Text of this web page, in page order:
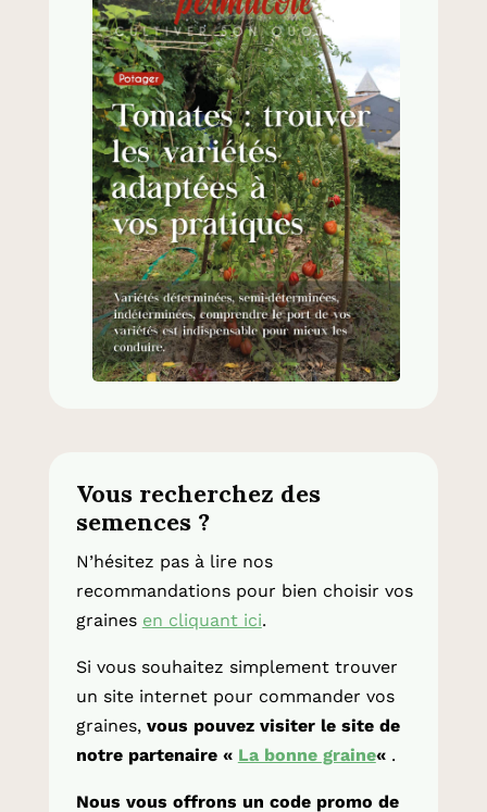
Vous recherchez des
semences ?
N’hésitez pas à lire nos
recommandations pour bien choisir vos
graines en cliquant ici.
Si vous souhaitez simplement trouver
un site internet pour commander vos
graines, vous pouvez visiter le site de
notre partenaire « La bonne graine« .
Nous vous offrons un code promo de